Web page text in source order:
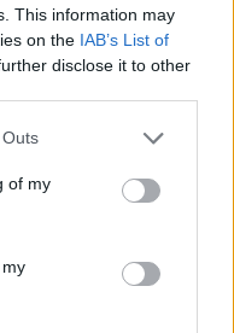
This information may
on the IAB’s List of
disclose it to other
of my
WELL BEING
BLOGS
ΕΧΕΜΥΘΕΙΑΣ